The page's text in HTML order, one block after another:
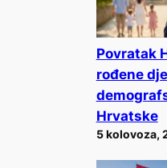
Povratak
rođene
Hrvatske
5 kolovoza,